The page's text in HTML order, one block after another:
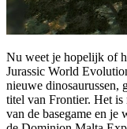
Nu weet je hopelijk of
Jurassic World
nieuwe dinosaurussen,
titel van Frontier. Het is
van de basegame en je